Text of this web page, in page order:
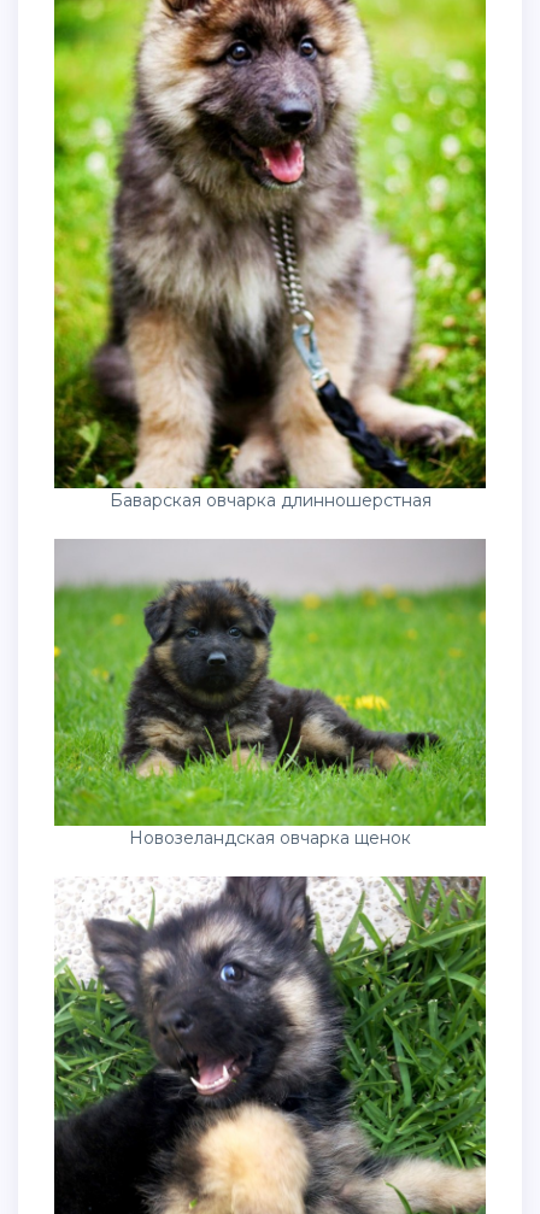
Баварская овчарка длинношерстная
Новозеландская овчарка щенок